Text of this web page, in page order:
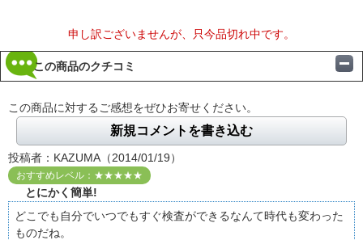
申し訳ございませんが、只今品切れ中です。
この商品のクチコミ
この商品に対するご感想をぜひお寄せください。
新規コメントを書き込む
投稿者：KAZUMA（2014/01/19）
おすすめレベル：★★★★★
とにかく簡単!
どこでも自分でいつでもすぐ検査ができるなんて時代も変わった
ものだね。